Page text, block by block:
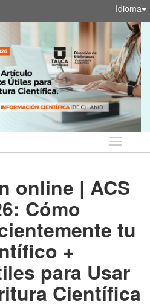
Idioma
Idioma
online | ACS
Cómo
tu
+
para Usar
Científica